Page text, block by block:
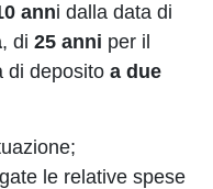
anni dalla data di
, di 25 anni per il
di deposito a due
le relative spese